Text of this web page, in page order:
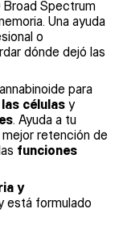
Broad Spectrum
Una ayuda
o
dónde dejó las
para
células y
. Ayuda a tu
retención de
funciones
y
está formulado